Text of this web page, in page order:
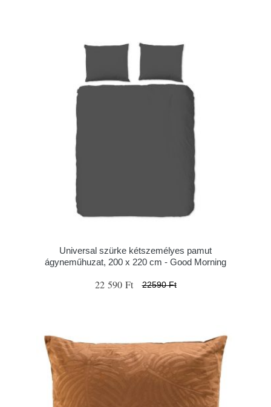
Universal szürke kétszemélyes pamut
ágyneműhuzat, 200 x 220 cm - Good Morning
22 590 Ft 22590 Ft